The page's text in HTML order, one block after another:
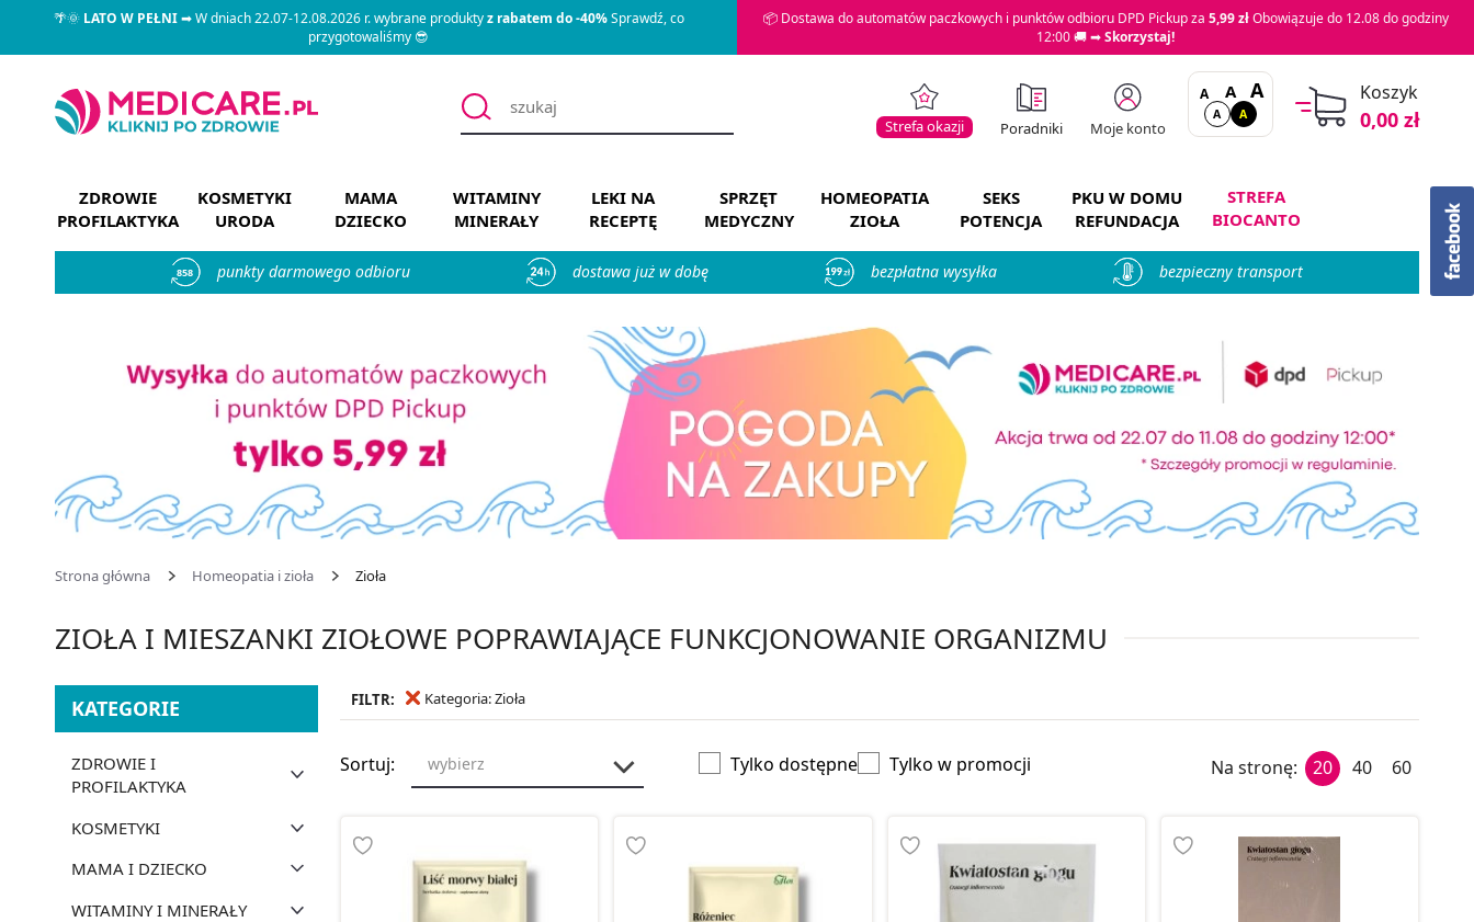
🌴🌞LATO W PEŁNI➡ W dniach 22.07-12.08.2026 r. wybrane produktyz rabatem do -40%Sprawdź, co
przygotowaliśmy 😎
📦 Dostawa do automatów paczkowych i punktów odbioru DPD Pickup za 5,99 złObowiązuje do 12.08 do godziny
12:00 🚚 ➡Skorzystaj!
Strefa okazji Poradniki Moje konto
A A A
A A
Koszyk
0,00 zł
ZDROWIE
PROFILAKTYKA
KOSMETYKI
URODA
MAMA
DZIECKO
WITAMINY
MINERAŁY
LEKI NA
RECEPTĘ
SPRZĘT
MEDYCZNY
HOMEOPATIA
ZIOŁA
SEKS
POTENCJA
PKU W DOMU
REFUNDACJA
STREFA
BIOCANTO
858 punkty darmowego odbioru dostawa już w dobę bezpłatna wysyłka bezpieczny transport
Strona główna Homeopatia i zioła Zioła
ZIOŁA I MIESZANKI ZIOŁOWE POPRAWIAJĄCE FUNKCJONOWANIE ORGANIZMU
KATEGORIE
ZDROWIE I
PROFILAKTYKA
KOSMETYKI
MAMA I DZIECKO
WITAMINY I MINERAŁY
FILTR: Kategoria: Zioła
Sortuj: wybierz Tylko dostępne Tylko w promocji Na stronę: 20 40 60